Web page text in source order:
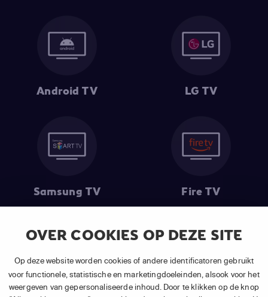
OVER COOKIES OP DEZE SITE
Op deze website worden cookies of andere identificatoren gebruikt
voor functionele, statistische en marketingdoeleinden, alsook voor het
weergeven van gepersonaliseerde inhoud. Door te klikken op de knop
Android TV LG TV
Samsung TV Fire TV
(1) De eerste 30 dagen gratis: Geldig op alle nieuwe abonnementen
van APP TV Light, Basic of Plus.
(2) Prijs abonnement : Incl. BTW.